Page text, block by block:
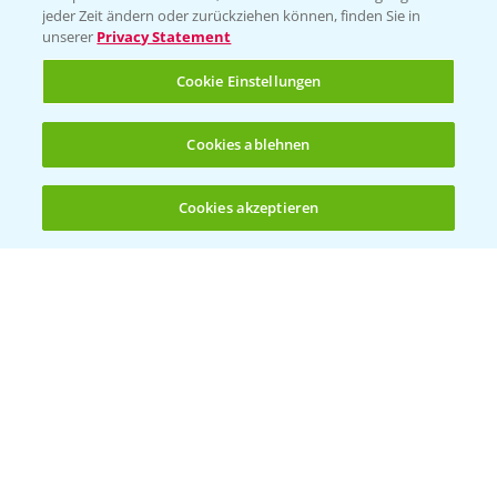
1:41
Welches Frühjahrsherbizid im Weizen
einsetzen?
(noch 4)
jeder Zeit ändern oder zurückziehen können, finden Sie in
unserer Privacy Statement
Cookie Einstellungen
Cookies ablehnen
Cookies akzeptieren